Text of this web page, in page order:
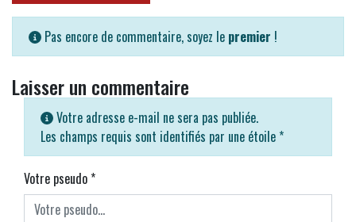
Pas encore de commentaire, soyez le premier !
Laisser un commentaire
Votre adresse e-mail ne sera pas publiée.
Les champs requis sont identifiés par une étoile *
Votre pseudo*